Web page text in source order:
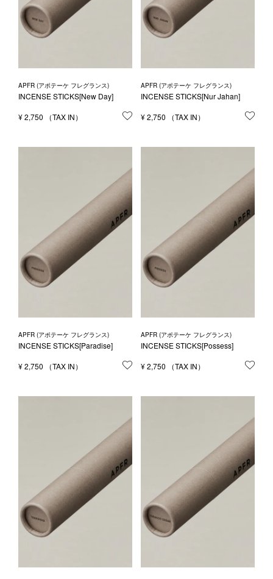
APFR (アポテーケ フレグランス)
INCENSE STICKS[New Day]
¥2,750 お気に入りに登録する
APFR (アポテーケ フレグランス)
INCENSE STICKS[Nur Jahan]
¥2,750
APFR (アポテーケ フレグランス)
INCENSE STICKS[Paradise]
¥2,750 お気に入りに登録する
APFR (アポテーケ フレグランス)
INCENSE STICKS[Possess]
¥2,750